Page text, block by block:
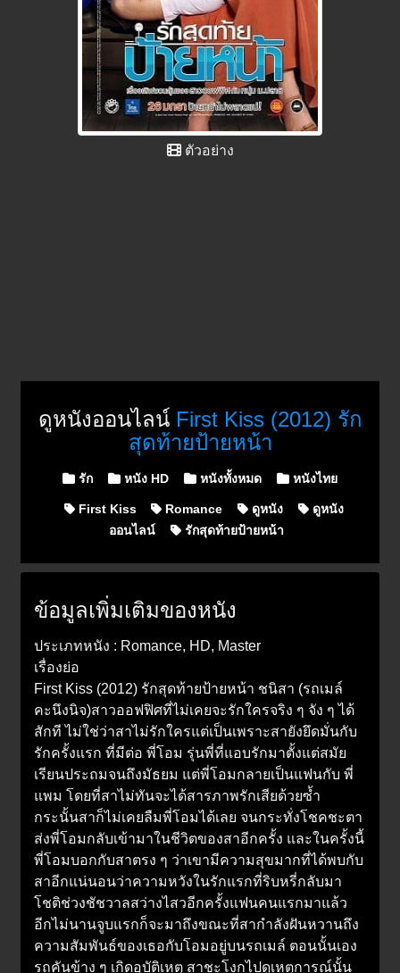
ตัวอย่าง
ดูหนังออนไลน์ First Kiss (2012) รัก
สุดท้ายป้ายหน้า
Posted in
รัก หนัง HD หนังทั้งหมด หนังไทย
First Kiss Romance ดูหนัง
ดูหนัง
ออนไลน์
รักสุดท้ายป้ายหน้า
ข้อมูลเพิ่มเติมของหนัง
ประเภทหนัง : Romance, HD, Master
เรื่องย่อ
First Kiss (2012) รักสุดท้ายป้ายหน้า ชนิสา (รถเมล์
คะนึงนิจ)สาวออฟฟิศที่ไม่เคยจะรักใครจริง ๆ จัง ๆ ได้
สักที ไม่ใช่ว่าสาไม่รักใครแต่เป็นเพราะสายังยึดมั่นกับ
รักครั้งแรก ที่มีต่อ พี่โอม รุ่นพี่ที่แอบรักมาตั้งแต่สมัย
เรียนประถมจนถึงมัธยม แต่พี่โอมกลายเป็นแฟนกับ พี่
แพม โดยที่สาไม่ทันจะได้สารภาพรักเสียด้วยซ้ำ
กระนั้นสาก็ไม่เคยลืมพี่โอมได้เลย จนกระทั่งโชคชะตา
ส่งพี่โอมกลับเข้ามาในชีวิตของสาอีกครั้ง และในครั้งนี้
พี่โอมบอกกับสาตรง ๆ ว่าเขามีความสุขมากที่ได้พบกับ
สาอีกแน่นอนว่าความหวังในรักแรกที่ริบหรี่กลับมา
โชติช่วงชัชวาลสว่างไสวอีกครั้งแฟนคนแรกมาแล้ว
อีกไม่นานจูบแรกก็จะมาถึงขณะที่สากำลังฝันหวานถึง
ความสัมพันธ์ของเธอกับโอมอยู่บนรถเมล์ ตอนนั้นเอง
รถคันข้าง ๆ เกิดอุบัติเหตุ สาชะโงกไปดูเหตุการณ์นั้น